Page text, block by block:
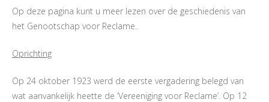
Op deze pagina kunt u meer lezen over de geschiedenis van
het Genootschap voor Reclame.
Oprichting
Op 24 oktober 1923 werd de eerste vergadering belegd van
wat aanvankelijk heette de ‘Vereeniging voor Reclame’. Op 12